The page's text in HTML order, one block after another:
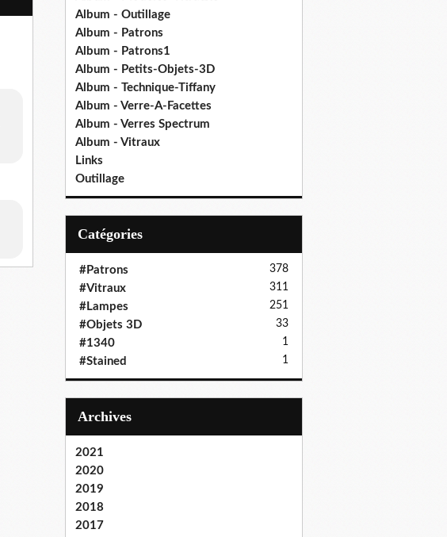
Album - Outillage
Album - Patrons
Album - Patrons1
Album - Petits-Objets-3D
Album - Technique-Tiffany
Album - Verre-A-Facettes
Album - Verres Spectrum
Album - Vitraux
Links
Outillage
Catégories
#Patrons 378
#Vitraux 311
#Lampes 251
#Objets 3D 33
#1340 1
#Stained 1
Archives
2021
2020
2019
2018
2017